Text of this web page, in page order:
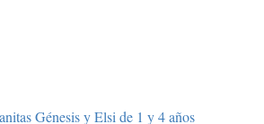
Génesis y Elsi de 1 y 4 años